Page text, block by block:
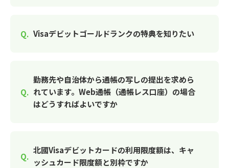
Visaデビットゴールドランクの特典を知りたい
勤務先や自治体から通帳の写しの提出を求めら
れています。Web通帳（通帳レス口座）の場合
はどうすればよいですか
北國Visaデビットカードの利用限度額は、キャ
ッシュカード限度額と別枠ですか